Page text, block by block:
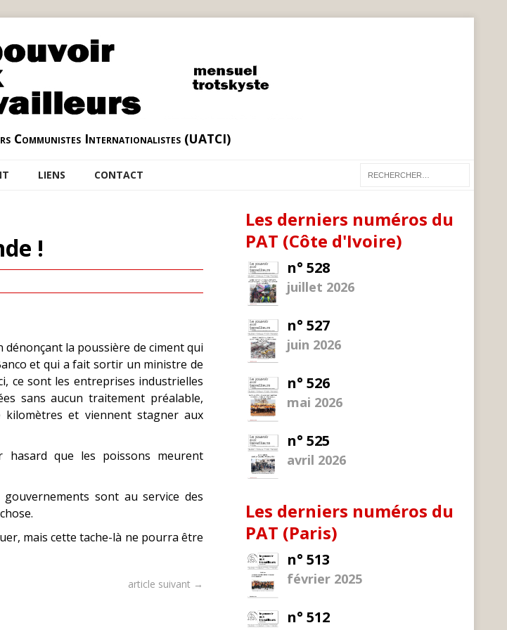
Communistes Internationalistes (UATCI)
LIENS CONTACT
!
la poussière de ciment qui
et qui a fait sortir un ministre de
ce sont les entreprises industrielles
sans aucun traitement préalable,
kilomètres et viennent stagner aux
hasard que les poissons meurent
sont au service des
mais cette tache-là ne pourra être
article suivant →
Les derniers numéros du
PAT (Côte d'Ivoire)
n° 528
juillet 2026
n° 527
juin 2026
n° 526
mai 2026
n° 525
avril 2026
Les derniers numéros du
PAT (Paris)
n° 513
février 2025
n° 512